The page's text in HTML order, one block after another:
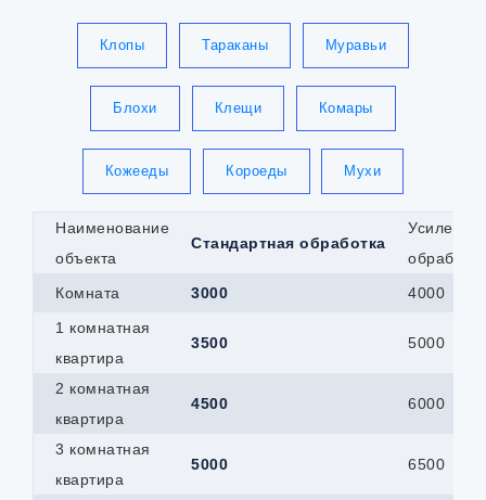
Клопы Тараканы Муравьи
Блохи Клещи Комары
Кожееды Короеды Мухи
Наименование
объекта
Стандартная обработка
обработка
Комната
3000
4000
1 комнатная
квартира
3500 5000
2 комнатная
квартира
4500 6000
3 комнатная
квартира
5000 6500